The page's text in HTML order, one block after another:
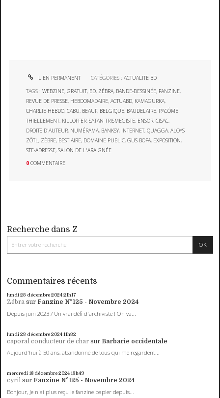
LIEN PERMANENT CATÉGORIES :ACTUALITE BD
TAGS :WEBZINE,GRATUIT, BD, ZÉBRA, BANDE-DESSINÉE, FANZINE,
REVUE DE PRESSE, HEBDOMADAIRE,ACTUABD, KAMAGURKA,
CHARLIE-HEBDO,CABU, BEAUF, BELGIQUE, BAUDELAIRE, PACÔME
THIELLEMENT, KILLOFFER,SATAN TRISMÉGISTE, ENSOR,CISAC,
DROITS D'AUTEUR, NUMÉRAMA, BANKSY, INTERNET,QUAGGA,ALOYS
ZÖTL , ZÈBRE, BESTIAIRE, DOMAINE PUBLIC,GUS BOFA, EXPOSITION,
STE-ADRESSE,SALON DE L'ARAIGNÉE
0 COMMENTAIRE
Recherche dans Z
Commentaires récents
lundi 23 décembre 202421h17
Zébra sur Fanzine N°125 - Novembre 2024
Depuis juin 2023 ? Un vrai défi d'archiviste ! On va...
lundi 23 décembre 202411h32
caporal conducteur de char sur Barbarie occidentale
Aujourd'hui à 50 ans, abandonné de tous qui me regardent...
mercredi 18 décembre 202413h49
cyril sur Fanzine N°125 - Novembre 2024
Bonjour, Je n'ai plus reçu le fanzine papier depuis...